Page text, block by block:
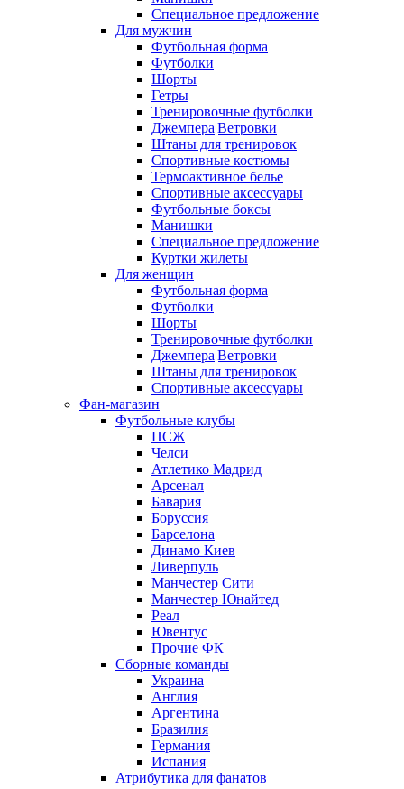
Специальное предложение
Для мужчин
Футбольная форма
Футболки
Шорты
Гетры
Тренировочные футболки
Джемпера|Ветровки
Штаны для тренировок
Спортивные костюмы
Термоактивное белье
Спортивные аксессуары
Футбольные боксы
Манишки
Специальное предложение
Куртки жилеты
Для женщин
Футбольная форма
Футболки
Шорты
Тренировочные футболки
Джемпера|Ветровки
Штаны для тренировок
Спортивные аксессуары
Фан-магазин
Футбольные клубы
ПСЖ
Челси
Атлетико Мадрид
Арсенал
Бавария
Боруссия
Барселона
Динамо Киев
Ливерпуль
Манчестер Сити
Манчестер Юнайтед
Реал
Ювентус
Прочие ФК
Сборные команды
Украина
Англия
Аргентина
Бразилия
Германия
Испания
Атрибутика для фанатов